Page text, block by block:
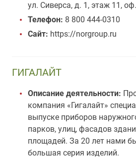
ул. Сиверса, д. 1, этаж 11,
Телефон: 8 800 444-0310
Сайт: https://norgroup.ru
ГИГАЛАЙТ
Описание деятельности:
компания «Гигалайт»
выпуске приборов
парков, улиц, фасадов
площадей. За 20 лет нами
большая серия изделий.